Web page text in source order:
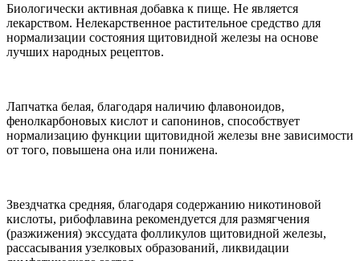
Биологически активная добавка к пище. Не является
лекарством. Нелекарственное растительное средство для
нормализации состояния щитовидной железы на основе
лучших народных рецептов.
Лапчатка белая, благодаря наличию флавоноидов,
фенолкарбоновых кислот и сапонинов, способствует
нормализацию функции щитовидной железы вне зависимости
от того, повышена она или понижена.
Звездчатка средняя, благодаря содержанию никотиновой
кислоты, рибофлавина рекомендуется для размягчения
(разжижения) экссудата фолликулов щитовидной железы,
рассасывания узелковых образований, ликвидации